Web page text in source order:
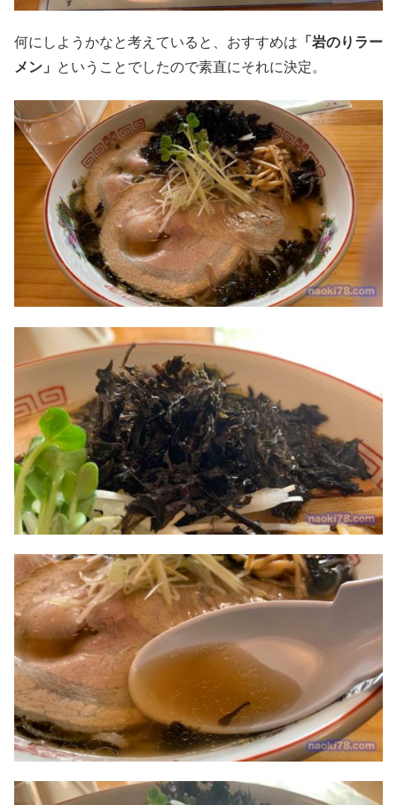
何にしようかなと考えていると、おすすめは 「岩のりラー
メン」
ということでしたので素直にそれに決定。